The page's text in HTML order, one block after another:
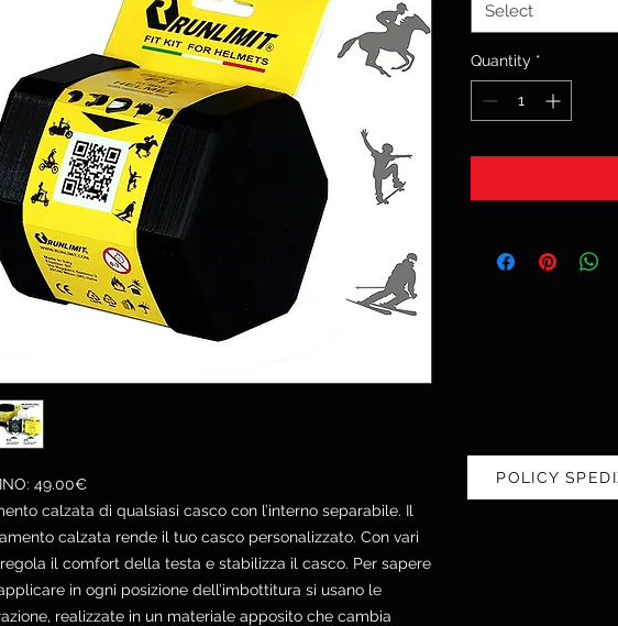
49.00€
calzata di qualsiasi casco con l’interno separabile. Il
calzata rende il tuo casco personalizzato. Con vari
il comfort della testa e stabilizza il casco. Per sapere
in ogni posizione dell’imbottitura si usano le
realizzate in un materiale apposito che cambia
Select
Quantity *
POLICY